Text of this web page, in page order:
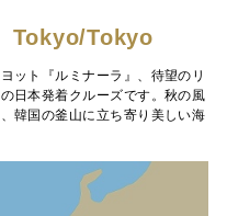
Tokyo/Tokyo
ット『ルミナーラ』、待望のリ
日本発着クルーズです。秋の風
韓国の釜山に立ち寄り美しい海